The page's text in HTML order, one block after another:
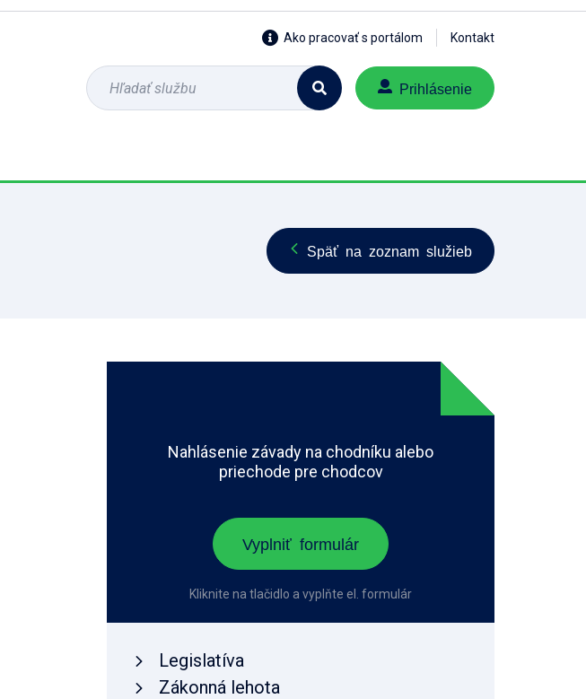
Ako pracovať s portálom Kontakt
Prihlásenie
Späť na zoznam služieb
Nahlásenie závady na chodníku alebo
priechode pre chodcov
Vyplniť formulár
Kliknite na tlačidlo a vyplňte el. formulár
Legislatíva
Zákonná lehota